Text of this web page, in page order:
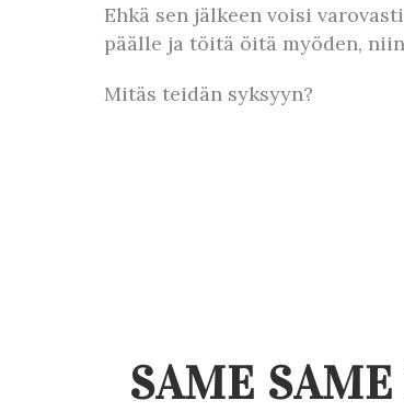
Ehkä sen jälkeen voisi
päälle ja töitä öitä myöden,
Mitäs teidän syksyyn?
SAME